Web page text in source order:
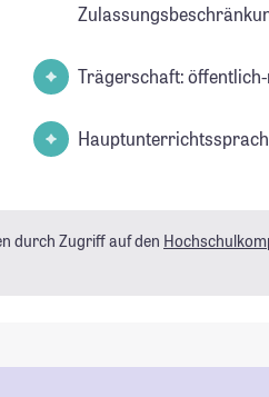
Trägerschaft:
durch Zugriff auf den